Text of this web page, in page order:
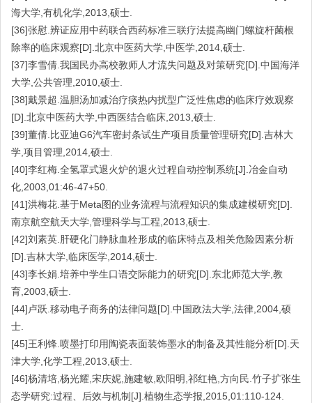
海大学,有机化学,2013,硕士.
[36]张慰.辨证应用中药联合西药标准三联疗法提高幽门螺旋杆菌根
除率的临床观察[D].北京中医药大学,中医学,2014,硕士.
[37]李雪倩.我国民办高校教师人才流失问题及对策研究[D].中国海洋
大学,公共管理,2010,硕士.
[38]戴景超.温胆汤加减治疗痰热内扰型广泛性焦虑的临床疗效观察
[D].北京中医药大学,中西医结合临床,2013,硕士.
[39]董倩.比亚迪G6汽车密封条试生产项目质量管理研究[D].吉林大
学,项目管理,2014,硕士.
[40]李红梅.全氢罩式退火炉的退火过程自动控制系统[J].冶金自动
化,2003,01:46-47+50.
[41]洪梅花.基于Meta图的业务流程与流程知识的集成建模研究[D].
南京航空航天大学,管理科学与工程,2013,硕士.
[42]刘素英.肝硬化门静脉血栓形成的临床特点及相关危险因素分析
[D].吉林大学,临床医学,2014,硕士.
[43]李长娟.培养中学生口语交际能力的研究[D].东北师范大学,教
育,2003,硕士.
[44]卢跃.移动电子商务的法律问题[D].中国政法大学,法律,2004,硕
士.
[45]王利锋.喷墨打印用陶瓷表面装饰墨水的制备及其性能分析[D].天
津大学,化学工程,2013,硕士.
[46]杨清培,杨光耀,宋庆妮,施建敏,欧阳明,祁红艳,方向民.竹子扩张生
态学研究:过程、后效与机制[J].植物生态学报,2015,01:110-124.